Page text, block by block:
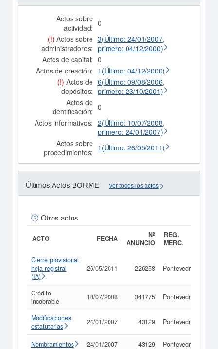
Actos sobre
actividad: 0
(!) Actos sobre
administradores:
3(Último: 24/01/2007,
primero: 04/12/2000)
Actos de capital: 0
Actos de creación: 1(Último: 04/12/2000)
(!) Actos de
depósitos:
6(Último: 09/08/2006,
primero: 23/10/2001)
Actos de
identificación: 0
Actos informativos: 2(Último: 10/07/2008,
primero: 24/01/2007)
Actos sobre
procedimientos: 1(Último: 26/05/2011)
Últimos Actos BORME Ver todos los actos
Otros actos
ACTO FECHA
Nº
ANUNCIO
REG.
MERC.
Cierre provisional
hoja registral
(IA)
26/05/2011 226258 Pontevedra
Crédito
incobrable
10/07/2008 341775 Pontevedra
Modificaciones
estatutarias
24/01/2007 43129 Pontevedra
Nombramientos 24/01/2007 43129 Pontevedra